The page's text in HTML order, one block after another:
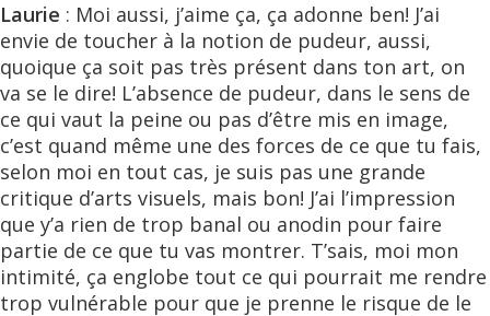
Laurie : Moi aussi, j’aime ça, ça adonne ben! J’ai
envie de toucher à la notion de pudeur, aussi,
quoique ça soit pas très présent dans ton art, on
va se le dire! L’absence de pudeur, dans le sens de
ce qui vaut la peine ou pas d’être mis en image,
c’est quand même une des forces de ce que tu fais,
selon moi en tout cas, je suis pas une grande
critique d’arts visuels, mais bon! J’ai l’impression
que y’a rien de trop banal ou anodin pour faire
partie de ce que tu vas montrer. T’sais, moi mon
intimité, ça englobe tout ce qui pourrait me rendre
trop vulnérable pour que je prenne le risque de le